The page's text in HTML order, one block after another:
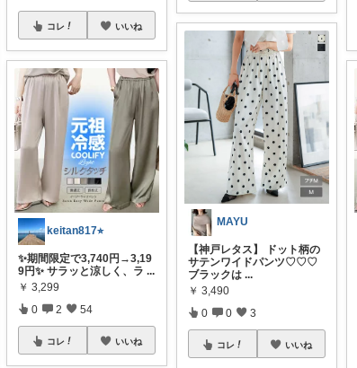
コレ いいね
keitan817⭐︎
✨期間限定で3,740円→3,19
9円✨ サラッと涼しく、ラ ...
￥ 3,299
0 2 54
コレ いいね
MAYU
【神戸レタス】 ドット柄の
サテンワイドパンツ♡♡♡
ブラックは ...
￥ 3,490
0 0 3
コレ いいね